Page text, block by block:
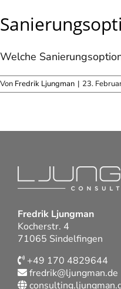
Welche
Von Fredrik Ljungman | 23.
Fredrik Ljungman
Kocherstr. 4
71065 Sindelfingen
+49 170 4829644
fredrik@ljungman.de